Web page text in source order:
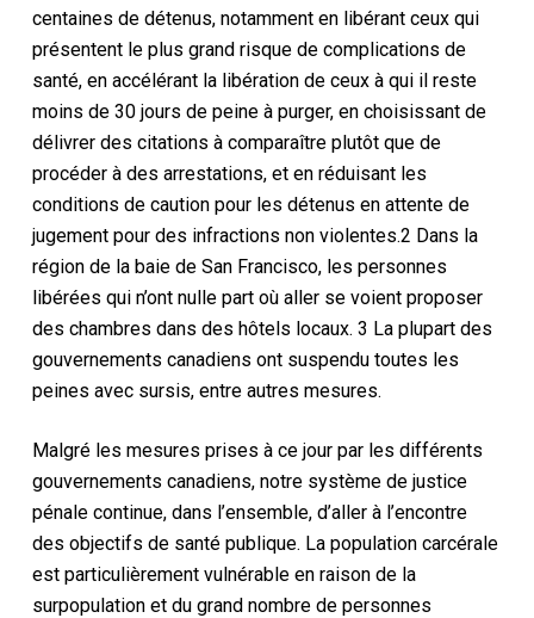
centaines de détenus, notamment en libérant ceux qui
présentent le plus grand risque de complications de
santé, en accélérant la libération de ceux à qui il reste
moins de 30 jours de peine à purger, en choisissant de
délivrer des citations à comparaître plutôt que de
procéder à des arrestations, et en réduisant les
conditions de caution pour les détenus en attente de
jugement pour des infractions non violentes.2 Dans la
région de la baie de San Francisco, les personnes
libérées qui n’ont nulle part où aller se voient proposer
des chambres dans des hôtels locaux. 3 La plupart des
gouvernements canadiens ont suspendu toutes les
peines avec sursis, entre autres mesures.
Malgré les mesures prises à ce jour par les différents
gouvernements canadiens, notre système de justice
pénale continue, dans l’ensemble, d’aller à l’encontre
des objectifs de santé publique. La population carcérale
est particulièrement vulnérable en raison de la
surpopulation et du grand nombre de personnes